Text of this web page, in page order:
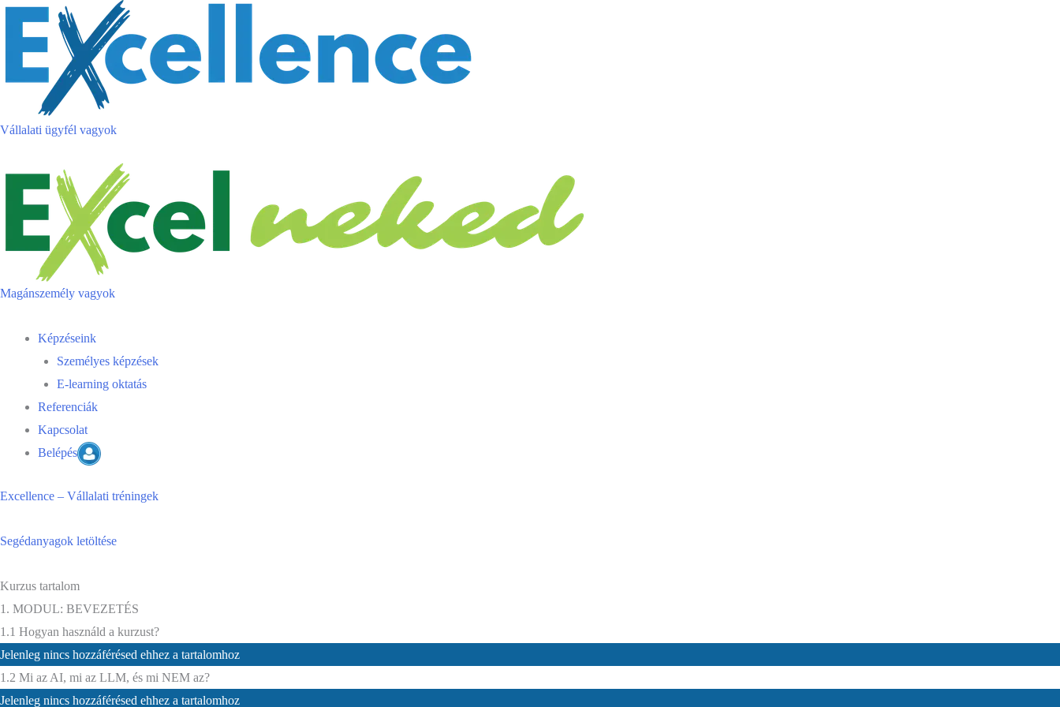
Skip
content
Vállalati ügyfél vagyok
Magánszemély vagyok
Menu
Képzéseink
Személyes képzések
E-learning oktatás
Referenciák
Kapcsolat
Belépés
Excellence – Vállalati tréningek
Segédanyagok letöltése
Kurzus tartalom
1. MODUL: BEVEZETÉS
1.1 Hogyan használd a kurzust?
Jelenleg nincs hozzáférésed ehhez a tartalomhoz
1.2 Mi az AI, mi az LLM, és mi NEM az?
Jelenleg nincs hozzáférésed ehhez a tartalomhoz